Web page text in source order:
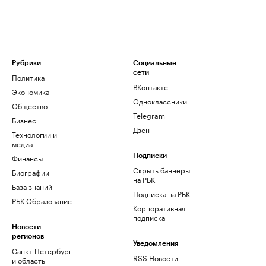
Рубрики
Политика
Экономика
Общество
Бизнес
Технологии и
медиа
Финансы
Биографии
База знаний
РБК Образование
Новости
регионов
Санкт-Петербург
и область
Социальные
сети
ВКонтакте
Одноклассники
Telegram
Дзен
Подписки
Скрыть баннеры
на РБК
Подписка на РБК
Корпоративная
подписка
Уведомления
RSS Новости